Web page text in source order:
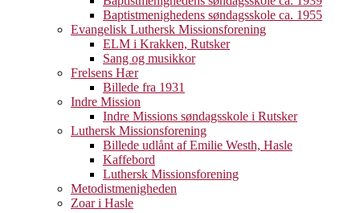
Baptistmenighedens søndagsskole ca. 1955
Evangelisk Luthersk Missionsforening
ELM i Krakken, Rutsker
Sang og musikkor
Frelsens Hær
Billede fra 1931
Indre Mission
Indre Missions søndagsskole i Rutsker
Luthersk Missionsforening
Billede udlånt af Emilie Westh, Hasle
Kaffebord
Luthersk Missionsforening
Metodistmenigheden
Zoar i Hasle